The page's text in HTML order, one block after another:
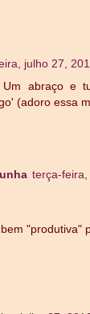
julho 27,
abraço e
(adoro essa
terça-
"produtiva"